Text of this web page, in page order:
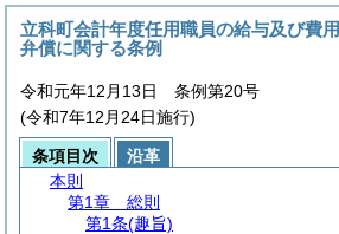
立科町会計年度任用職員の給与及び費用
弁償に関する条例
令和元年12月13日 条例第20号
(令和7年12月24日施行)
条項目次
沿革
本則
第1章
総則
第1条(趣旨)